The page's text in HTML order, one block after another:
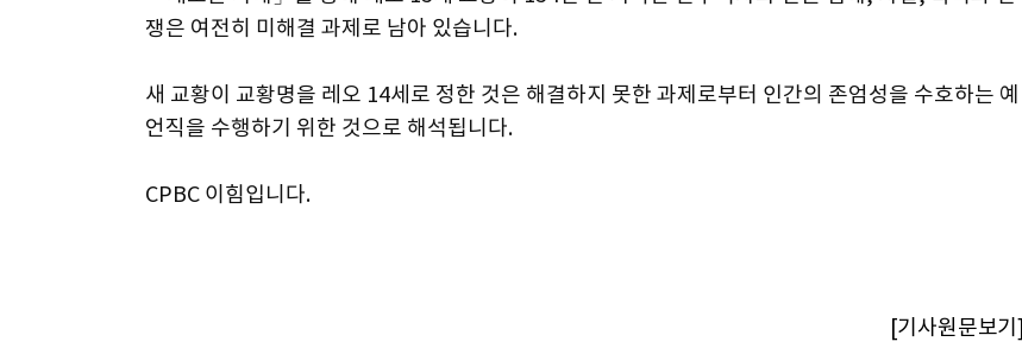
쟁은 여전히 미해결 과제로 남아 있습니다.
새 교황이 교황명을 레오 14세로 정한 것은 해결하지 못한 과제로부터 인간의 존엄성을 수호하는 예
언직을 수행하기 위한 것으로 해석됩니다.
CPBC 이힘입니다.
[기사원문보기]